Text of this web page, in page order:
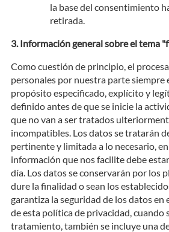
la base del consentimiento
retirada.
Información general sobre el tema
Como cuestión de principio, el
personales por nuestra parte siempre
propósito especificado, explícito y
definido antes de que se inicie la
que no van a ser tratados
incompatibles. Los datos se tratarán
pertinente y limitada a lo necesario,
información que nos facilite debe
día. Los datos se conservarán por los
dure la finalidad o sean los
garantiza la seguridad de los datos
de esta política de privacidad, cuando
tratamiento, también se incluye una